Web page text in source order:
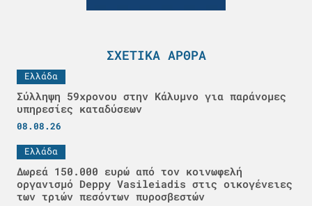
ΣΧΕΤΙΚΆ ΆΡΘΡΑ
Ελλάδα
Σύλληψη 59χρονου στην Κάλυμνο για παράνομες
υπηρεσίες καταδύσεων
08.08.26
Ελλάδα
Δωρεά 150.000 ευρώ από τον κοινωφελή
οργανισμό Deppy Vasileiadis στις οικογένειες
των τριών πεσόντων πυροσβεστών